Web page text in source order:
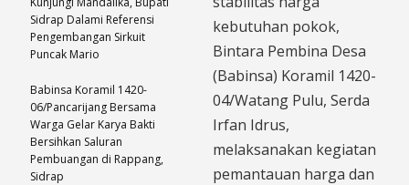
kebutuhan pokok,
Bintara Pembina Desa
(Babinsa) Koramil 1420-
04/Watang Pulu, Serda
Irfan Idrus,
melaksanakan kegiatan
pemantauan harga dan
Sidrap Dalami Referensi
Pengembangan Sirkuit
Puncak Mario
Babinsa Koramil 1420-
06/Pancarijang Bersama
Warga Gelar Karya Bakti
Bersihkan Saluran
Pembuangan di Rappang,
Sidrap